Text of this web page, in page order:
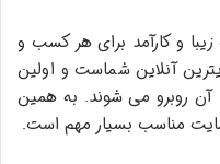
و کارآمد برای هر کسب و
آنلاین شماست و اولین
آن روبرو می شوند. به همین
مناسب بسیار مهم است.